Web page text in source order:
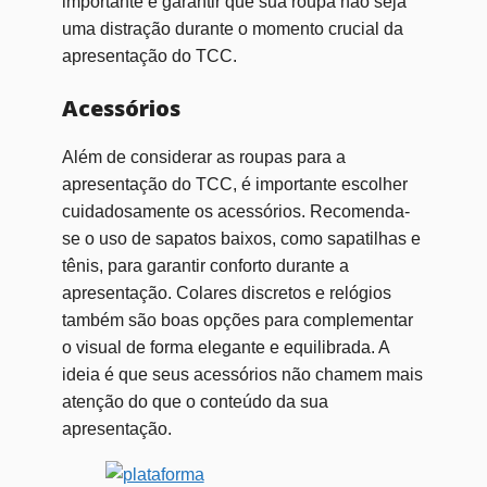
uma distração durante o momento crucial da
apresentação do TCC.
Acessórios
Além de considerar as roupas para a
apresentação do TCC, é importante escolher
cuidadosamente os acessórios. Recomenda-
se o uso de sapatos baixos, como sapatilhas e
tênis, para garantir conforto durante a
apresentação. Colares discretos e relógios
também são boas opções para complementar
o visual de forma elegante e equilibrada. A
ideia é que seus acessórios não chamem mais
atenção do que o conteúdo da sua
apresentação.